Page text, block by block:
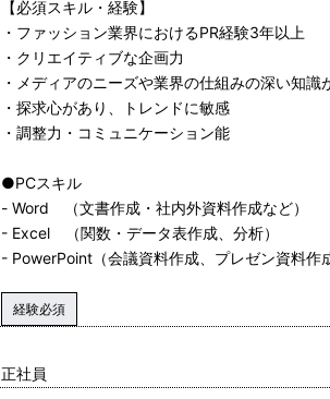
【必須スキル・経験】
・ファッション業界におけるPR経験3年以上
・クリエイティブな企画力
・メディアのニーズや業界の仕組みの深い知識
・探求心があり、トレンドに敏感
・調整力・コミュニケーション能
●PCスキル
- Word （文書作成・社内外資料作成など）
- Excel （関数・データ表作成、分析）
- PowerPoint（会議資料作成、プレゼン資料作
経験必須
正社員